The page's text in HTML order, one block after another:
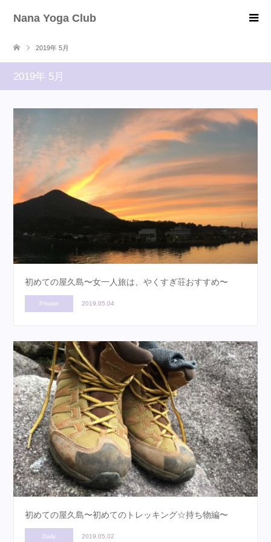
Nana Yoga Club
2019年 5月
2019年 5月
初めての屋久島〜女一人旅は、やくすぎ荘おすすめ〜
Private 2019.05.04
初めての屋久島〜初めてのトレッキング☆持ち物編〜
Daily 2019.05.02